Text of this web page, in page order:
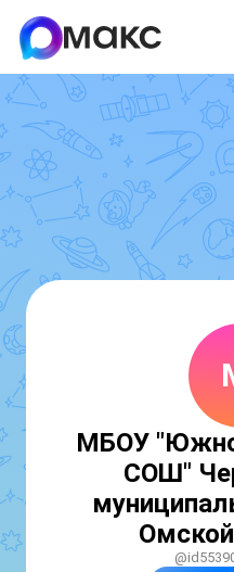
МБОУ
СОШ"